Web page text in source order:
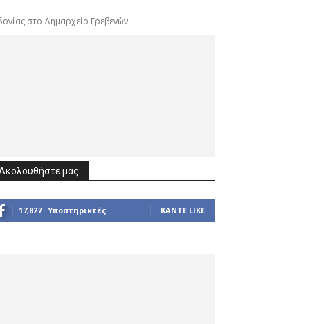
στο Δημαρχείο Γρεβενών
μας:
17,827 Υποστηρικτές ΚΆΝΤΕ LIKE